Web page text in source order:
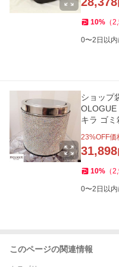
10% （
0〜2日以内
ショップ袋
キラ ゴミ
23%OFF価
31,898
10% （
0〜2日以内
このページの関連情報